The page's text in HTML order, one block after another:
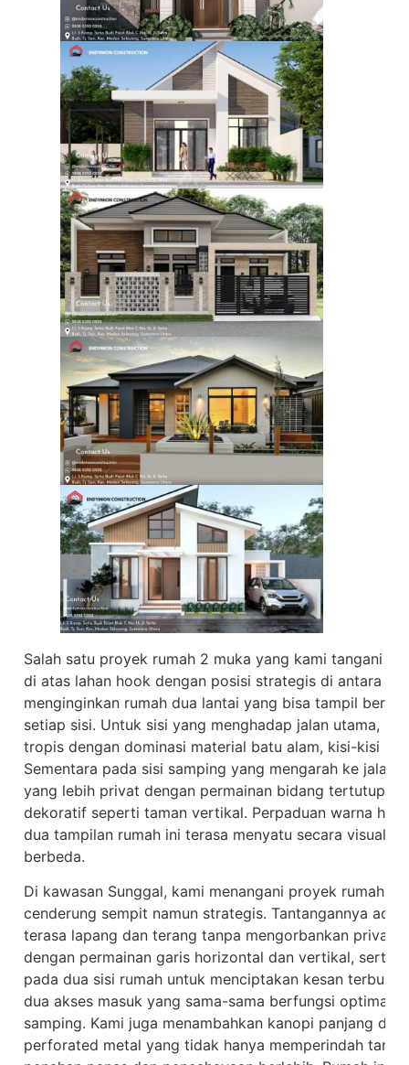
Salah satu proyek rumah 2 muka yang kami tangani
di atas lahan hook dengan posisi strategis di antara
menginginkan rumah dua lantai yang bisa tampil
setiap sisi. Untuk sisi yang menghadap jalan utama,
tropis dengan dominasi material batu alam, kisi-kisi
Sementara pada sisi samping yang mengarah ke jalan
yang lebih privat dengan permainan bidang tertutup,
dekoratif seperti taman vertikal. Perpaduan warna
dua tampilan rumah ini terasa menyatu secara visual
berbeda.
Di kawasan Sunggal, kami menangani proyek rumah 2
cenderung sempit namun strategis. Tantangannya
terasa lapang dan terang tanpa mengorbankan privasi
dengan permainan garis horizontal dan vertikal, serta
pada dua sisi rumah untuk menciptakan kesan
dua akses masuk yang sama-sama berfungsi optimal,
samping. Kami juga menambahkan kanopi panjang
perforated metal yang tidak hanya memperindah